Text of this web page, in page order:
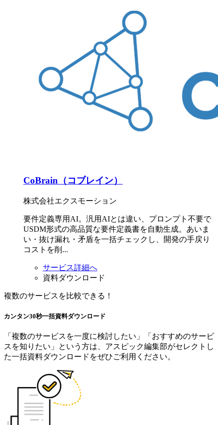
CoBrain（コブレイン）
株式会社エクスモーション
要件定義専用AI。汎用AIとは違い、プロンプト不要で
USDM形式の高品質な要件定義書を自動生成。あいま
い・抜け漏れ・矛盾を一括チェックし、開発の手戻り
コストを削...
サービス詳細へ
資料ダウンロード
複数のサービスを比較できる！
カンタン30秒一括資料ダウンロード
「複数のサービスを一度に検討したい」「おすすめのサービ
スを知りたい」という方は、アスピック編集部がセレクトし
た一括資料ダウンロードをぜひご利用ください。